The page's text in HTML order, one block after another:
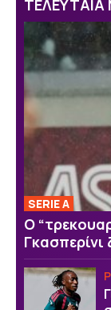
ΤΕΛΕΥΤΑΙΑ
SERIE A
Ο
Γκασπερίνι